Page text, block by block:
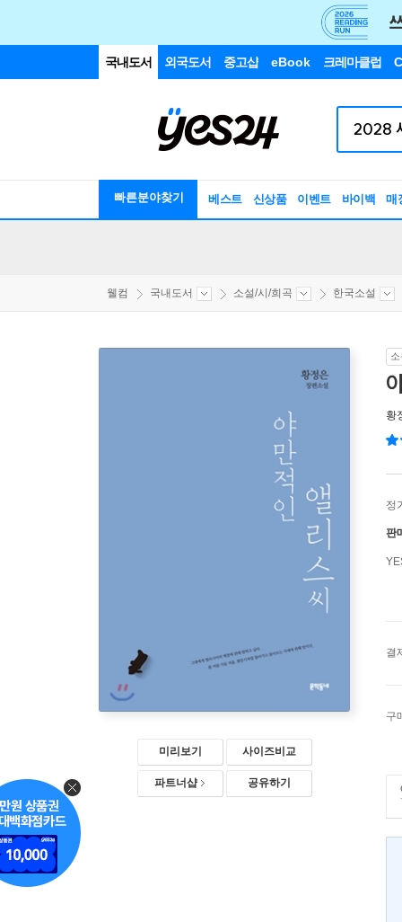
국내도서 외국도서 중고샵 eBook 크레마클럽
빠른분야찾기 베스트 신상품 이벤트 바이백 매
웰컴 국내도서 소설/시/희곡 한국소설
미리보기 사이즈비교
파트너샵 공유하기
황
정
판
결
구